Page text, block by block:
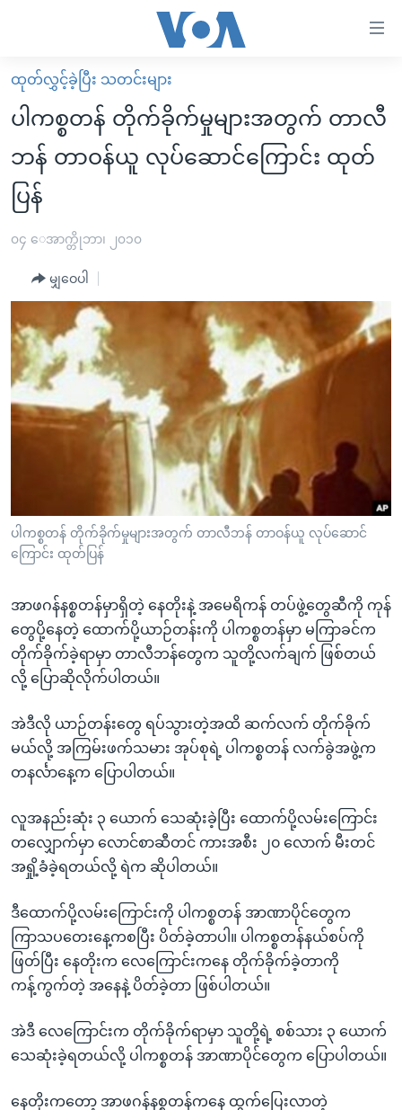
လွယ်ကူ
စေ
သည့်
Link
များ
ပင်မ
ကြည့်
ရန်
ပင်မ
အ
ညွန်း
ကြည့်
ရန်
ရန်
နေရာ
သို့
ကျော်
မူလစာမျက်နှာ
မြန်မာ
ကမ္ဘာ့သတင်းများ
နိုင်ငံတကာ
အစ္စရေး-ပါလက်စတိုင်း
ဗွီဒီယို
အင်္ဂလိပ်စာလေ့လာမယ်
အမေရိကန်သုံးအီဒီယံ
မကြေးမုံရဲ့ အင်္ဂလိပ်စာ
ရုပ်ရှင်ထဲက အင်္ဂလိပ်စာ
သုတပဒေသာ အင်္ဂလိပ်စာ
အပတ်စဉ်ကဏ္ဍများ
ရေဒီယို
တီဗွီ
ရေဒီယိုနှင့်ရုပ်သံ အချက်အလက်များ
ရေဒီယို/တီဗွီအစီအစဉ်
Learning English
ဗွီအိုအေ လူမှုကွန်ယက်များ
ဘာသာစကားများ
ထုတ်လွှင့်ခဲ့ပြီး သတင်းများ
ပါကစ္စတန် တိုက်ခိုက်မှုများအတွက် တာလီ
ဘန် တာဝန်ယူ လုပ်ဆောင်ကြောင်း ထုတ်
ပြန်
၀၄ ေအာက္တိုဘာ၊ ၂၀၁၀
မျှဝေပါ
ပါကစ္စတန် တိုက်ခိုက်မှုများအတွက် တာလီဘန် တာဝန်ယူ လုပ်ဆောင်
ကြောင်း ထုတ်ပြန်
အာဖဂန်နစ္စတန်မှာရှိတဲ့ နေတိုးနဲ့ အမေရိကန် တပ်ဖွဲ့တွေဆီကို ကုန်
တွေပို့နေတဲ့ ထောက်ပို့ယာဉ်တန်းကို ပါကစ္စတန်မှာ မကြာခင်က
တိုက်ခိုက်ခဲ့ရာမှာ တာလီဘန်တွေက သူတို့လက်ချက် ဖြစ်တယ်
လို့ ပြောဆိုလိုက်ပါတယ်။
အဲဒီလို ယာဉ်တန်းတွေ ရပ်သွားတဲ့အထိ ဆက်လက် တိုက်ခိုက်
မယ်လို့ အကြမ်းဖက်သမား အုပ်စုရဲ့ ပါကစ္စတန် လက်ခွဲအဖွဲ့က
တနင်္လာနေ့က ပြောပါတယ်။
လူအနည်းဆုံး ၃ ယောက် သေဆုံးခဲ့ပြီး ထောက်ပို့လမ်းကြောင်း
တလျှောက်မှာ လောင်စာဆီတင် ကားအစီး ၂၀ လောက် မီးတင်
အရှို့ခံခဲ့ရတယ်လို့ ရဲက ဆိုပါတယ်။
ဒီထောက်ပို့လမ်းကြောင်းကို ပါကစ္စတန် အာဏာပိုင်တွေက
ကြာသပတေးနေ့ကစပြီး ပိတ်ခဲ့တာပါ။ ပါကစ္စတန်နယ်စပ်ကို
ဖြတ်ပြီး နေတိုးက လေကြောင်းကနေ တိုက်ခိုက်ခဲ့တာကို
ကန့်ကွက်တဲ့ အနေနဲ့ ပိတ်ခဲ့တာ ဖြစ်ပါတယ်။
အဲဒီ လေကြောင်းက တိုက်ခိုက်ရာမှာ သူတို့ရဲ့ စစ်သား ၃ ယောက်
သေဆုံးခဲ့ရတယ်လို့ ပါကစ္စတန် အာဏာပိုင်တွေက ပြောပါတယ်။
နေတိုးကတော့ အာဖဂန်နစ္စတန်ကနေ ထွက်ပြေးလာတဲ့